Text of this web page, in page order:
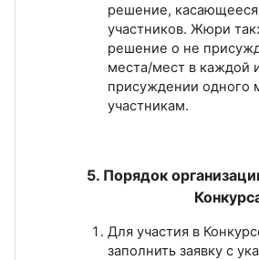
решение,
участников. Жюри
решение о не
места/мест в каждой
присуждении одного
участникам.
5. Порядок
Для участия в
заполнить заявку с